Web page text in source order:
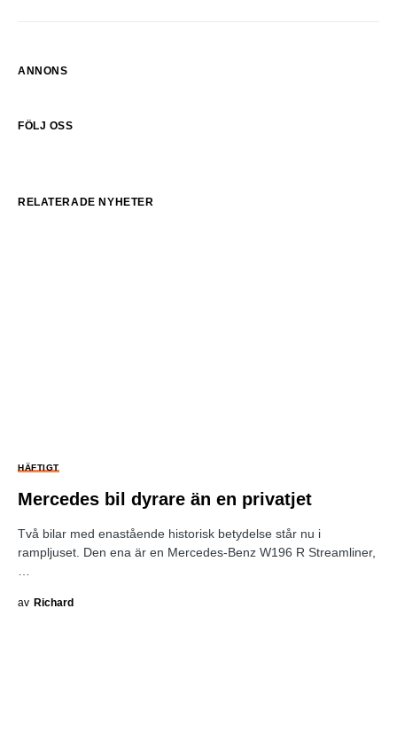
ANNONS
FÖLJ OSS
RELATERADE NYHETER
HÄFTIGT
Mercedes bil dyrare än en privatjet
Två bilar med enastående historisk betydelse står nu i
rampljuset. Den ena är en Mercedes-Benz W196 R Streamliner,
av Richard